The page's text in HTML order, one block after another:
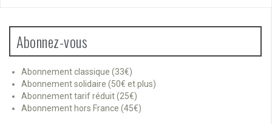
Abonnez-vous
Abonnement classique (33€)
Abonnement solidaire (50€ et plus)
Abonnement tarif réduit (25€)
Abonnement hors France (45€)